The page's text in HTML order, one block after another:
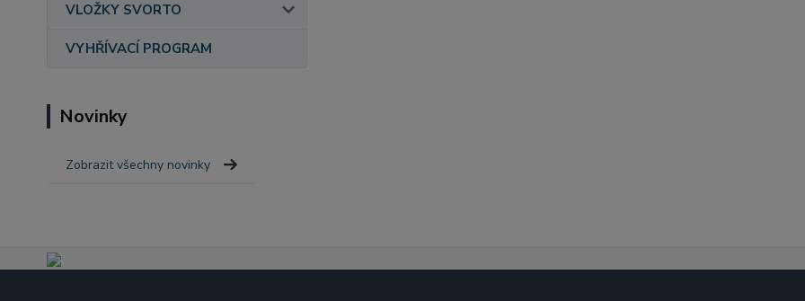
VLOŽKY SVORTO
VYHŘÍVACÍ PROGRAM
Novinky
Zobrazit všechny novinky